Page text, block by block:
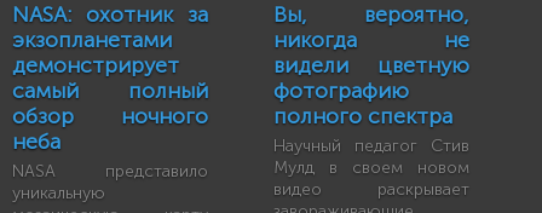
NASA: охотник за
экзопланетами
демонстрирует
самый полный
обзор ночного
неба
NASA представило
уникальную
Вы, вероятно,
никогда не
видели цветную
фотографию
полного спектра
Научный педагог Стив
Мулд в своем новом
видео раскрывает